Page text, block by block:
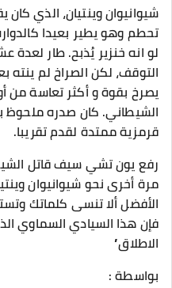
شيوانيوان وينتيان، الذي
تحطم وهو يطير بعيدا
لو انه خنزير يُذبح. طار لعدة
التوقف، لكن الصراخ لم
يصرخ بقوة و أكثر تعاسة من
الشيطاني. كان صدره
قرمزية ممتدة لقدم تقريبا.
رفع يون تشي سيف قاتل
مرة أخرى نحو شيوانيوان
الأفضل ألا تنسى كلماتك
فإن هذا السيادي السماوي
الاطلاق”
بواسطة :